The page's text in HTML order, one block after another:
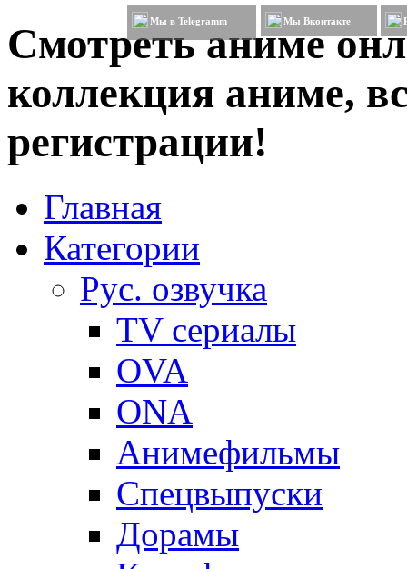
Смотреть аниме
коллекция аниме,
регистрации!
Мы в Telegramm Мы Вконтакте
Главная
Категории
Рус. озвучка
TV сериалы
OVA
ONA
Анимефильмы
Спецвыпуски
Дорамы